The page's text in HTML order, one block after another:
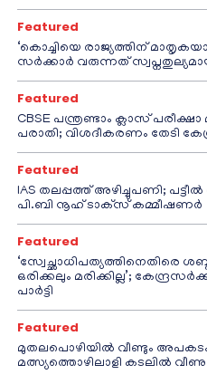
Featured
‘കൊച്ചിയെ രാജ്യത്തിന്
സർക്കാർ വരുന്നത് സ്വപ്നതുല്യമായ
Featured
CBSE പന്ത്രണ്ടാം ക്ലാസ്
പരാതി; വിശദീകരണം തേടി
Featured
IAS തലപ്പത്ത് അഴിച്ചുപണി;
പി.ബി നൂഹ് ടാക്‌സ് കമ്മീഷണര്‍
Featured
‘സ്വേച്ഛാധിപത്യത്തിനെതിരെ
ഒരിക്കലും മരിക്കില്ല’;
പാർട്ടി
Featured
മുതലപൊഴിയിൽ വീണ്ടും അപകടം;
മത്സ്യത്തൊഴിലാളി കടലിൽ വീണു